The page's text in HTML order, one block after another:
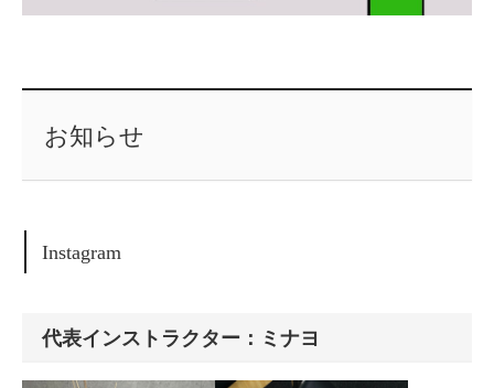
お知らせ
Instagram
代表インストラクター：ミナヨ